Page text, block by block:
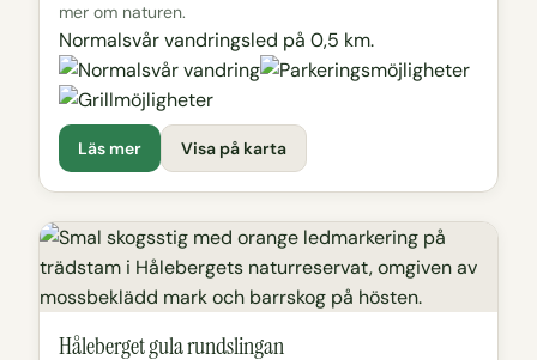
mer om naturen.
Normalsvår vandringsled på 0,5 km.
Läs mer Visa på karta
Håleberget gula rundslingan